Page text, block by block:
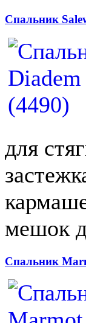
Спальник
для
мешок
Спальник